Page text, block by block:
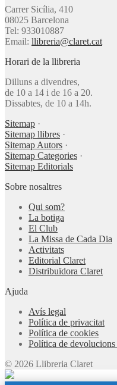
Carrer Sicília, 410
08025 Barcelona
Tel: 933010887
Email: llibreria@claret.cat
Horari de la llibreria
Dilluns a divendres,
de 10 a 14 i de 16 a 20.
Dissabtes, de 10 a 14h.
Sitemap ·
Sitemap llibres ·
Sitemap Autors ·
Sitemap Categories ·
Sitemap Editorials
Sobre nosaltres
Qui som?
La botiga
El Club
La Missa de Cada Dia
Activitats
Editorial Claret
Distribuïdora Claret
Ajuda
Avís legal
Política de privacitat
Política de cookies
Política de
© 2026 Llibreria Claret